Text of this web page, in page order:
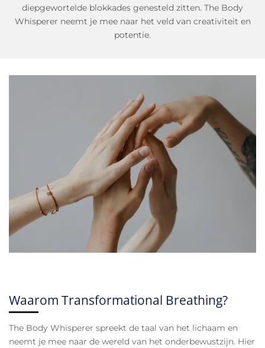
diepgewortelde blokkades genesteld zitten. The Body
Whisperer neemt je mee naar het veld van creativiteit en
potentie.
Waarom Transformational Breathing?
The Body Whisperer spreekt de taal van het lichaam en
neemt je mee naar de wereld van het onderbewustzijn. Hier